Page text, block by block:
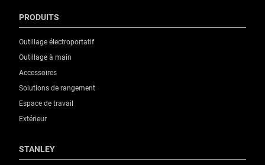
PRODUITS
Outillage électroportatif
Outillage à main
Accessoires
Solutions de rangement
Espace de travail
Extérieur
STANLEY